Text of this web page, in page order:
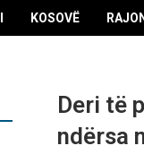
KOSOVË
Deri të
ndërsa